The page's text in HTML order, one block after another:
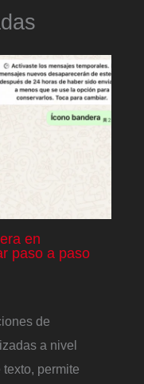
en
paso a paso
de
a nivel
permite